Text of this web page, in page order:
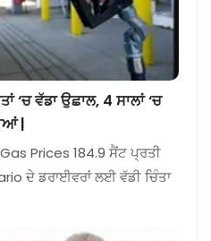
‘ਚ ਵੱਡਾ ਉਛਾਲ, 4 ਸਾਲਾਂ ‘ਚ
|
Prices 184.9 ਸੈਂਟ ਪ੍ਰਤੀ
ਦੇ ਡਰਾਈਵਰਾਂ ਲਈ ਵੱਡੀ ਚਿੰਤਾ